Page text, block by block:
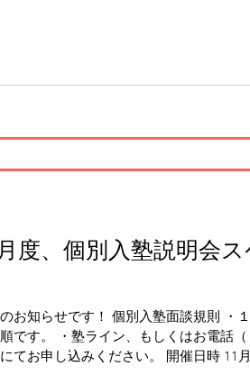
度、個別入塾説明会ス
お知らせです！ 個別入塾面談規則 ・
です。 ・塾ライン、もしくはお電話（
てお申し込みください。 開催日時 11